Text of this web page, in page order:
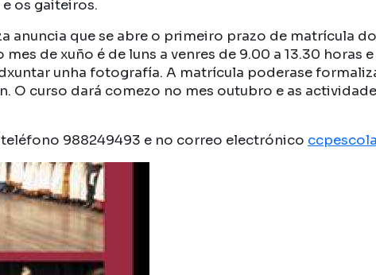
os gaiteiros.
anuncia que se abre o primeiro prazo de matrícula
de xuño é de luns a venres de 9.00 a 13.30 horas
unha fotografía. A matrícula poderase
O curso dará comezo no mes outubro e as
988249493 e no correo electrónico